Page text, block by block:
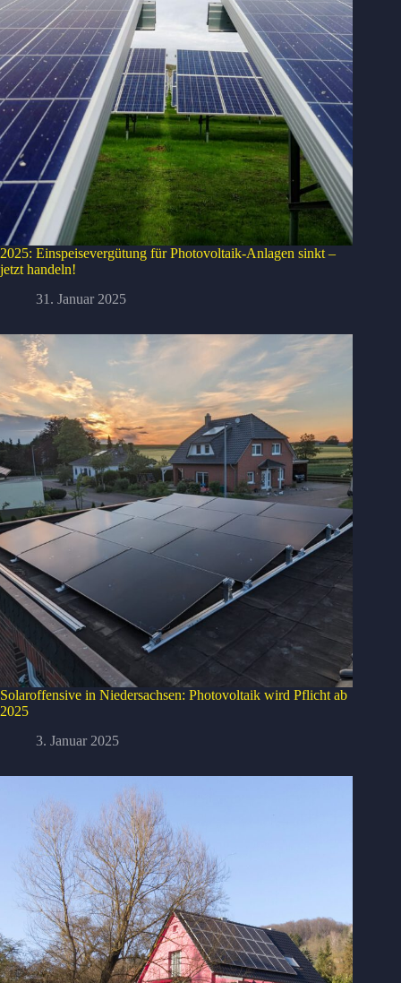
2025: Einspeisevergütung für Photovoltaik-Anlagen sinkt –
jetzt handeln!
31. Januar 2025
Solaroffensive in Niedersachsen: Photovoltaik wird Pflicht ab
2025
3. Januar 2025